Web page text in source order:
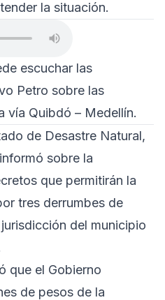
la situación.
escuchar las
Petro sobre las
vía Quibdó – Medellín.
de Desastre Natural,
sobre la
que permitirán la
tres derrumbes de
del municipio
que el Gobierno
de pesos de la